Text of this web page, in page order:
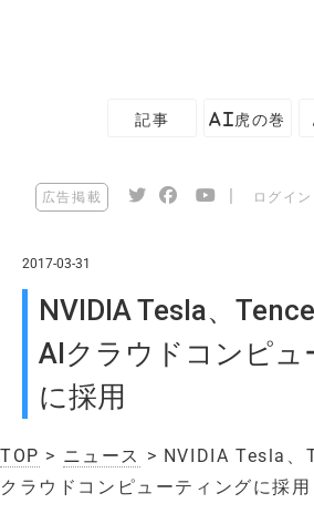
記事 AI虎の巻
広告掲載 ログイン
2017-03-31
NVIDIA Tesla、
AIクラウドコンピュ
に採用
TOP > ニュース > NVIDIA Tesla、
クラウドコンピューティングに採用